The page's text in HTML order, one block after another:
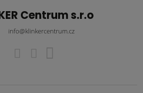
Centrum s.r.o
info@klinkercentrum.cz